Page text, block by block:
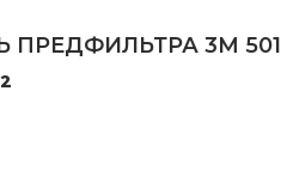
ПРЕДФИЛЬТРА 3М